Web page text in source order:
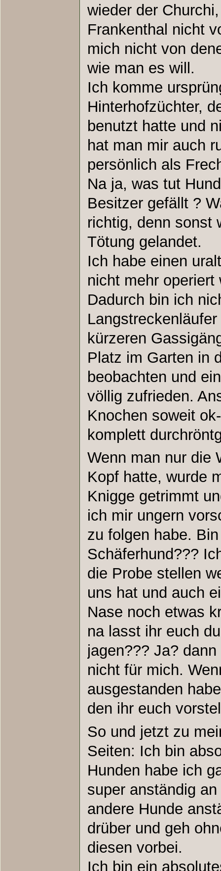
wieder der
Frankenthal nicht
mich nicht von
wie man es will.
Ich komme
Hinterhofzüchter,
benutzt hatte und
hat man mir auch
persönlich als
Na ja, was tut
Besitzer gefällt ?
richtig, denn sonst
Tötung gelandet.
Ich habe einen
nicht mehr
Dadurch bin ich
kürzeren
Platz im Garten in
beobachten und
völlig zufrieden.
Knochen soweit
komplett
Wenn man nur die
Kopf hatte, wurde
Knigge getrimmt
ich mir ungern
zu folgen habe.
Schäferhund???
die Probe stellen
uns hat und auch
Nase noch
na lasst ihr euch
jagen??? Ja?
nicht für mich.
ausgestanden
den ihr euch
So und jetzt zu
Seiten: Ich bin
Hunden habe ich
super anständig
andere Hunde
drüber und geh
diesen vorbei.
Ich bin ein